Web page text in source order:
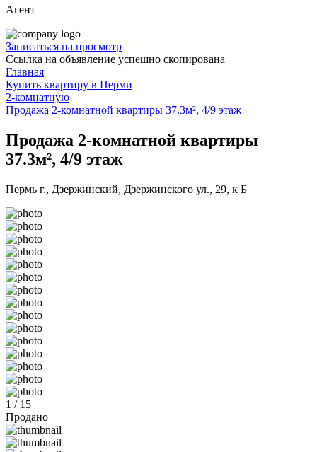
Агент
Записаться на просмотр
Ссылка на объявление успешно скопирована
Главная
Купить квартиру в Перми
2-комнатную
Продажа 2-комнатной квартиры 37.3м², 4/9 этаж
Продажа 2-комнатной квартиры
37.3м², 4/9 этаж
Пермь г., Дзержинский, Дзержинского ул., 29, к Б
1 / 15
Продано